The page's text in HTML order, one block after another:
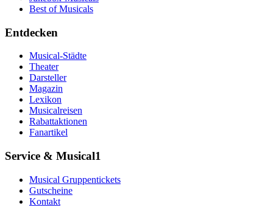
Best of Musicals
Entdecken
Musical-Städte
Theater
Darsteller
Magazin
Lexikon
Musicalreisen
Rabattaktionen
Fanartikel
Service & Musical1
Musical Gruppentickets
Gutscheine
Kontakt